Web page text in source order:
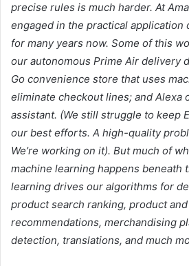
precise rules is much harder. At
engaged in the practical application
for many years now. Some of this
our autonomous Prime Air delivery
Go convenience store that uses
eliminate checkout lines; and Alexa
assistant. (We still struggle to keep
our best efforts. A high-quality
We’re working on it). But much of
machine learning happens beneath
learning drives our algorithms for
product search ranking, product
recommendations, merchandising
detection, translations, and much